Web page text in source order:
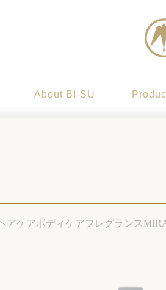
About BI-SU
アケアボディケアフレグランス